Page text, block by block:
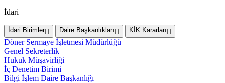
İdari
İdari Birimler Daire Başkanlıkları KİK Kararları
Döner Sermaye İşletmesi Müdürlüğü
Genel Sekreterlik
Hukuk Müşavirliği
İç Denetim Birimi
Bilgi İşlem Daire Başkanlığı